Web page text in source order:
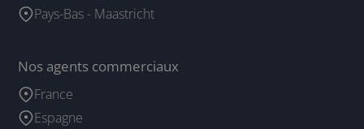
Pays-Bas - Maastricht
Nos agents commerciaux
France
Espagne